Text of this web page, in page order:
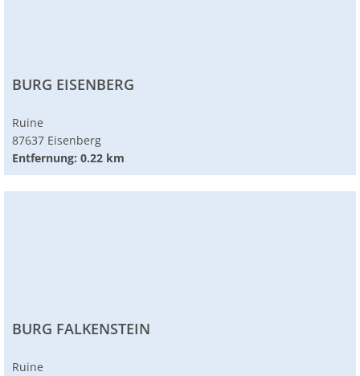
BURG EISENBERG
Ruine
87637 Eisenberg
Entfernung: 0.22 km
BURG FALKENSTEIN
Ruine